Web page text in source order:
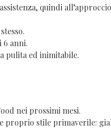
quindi
6 anni.
pulita ed inimitabile.
nei prossimi mesi.
proprio stile primaverile: